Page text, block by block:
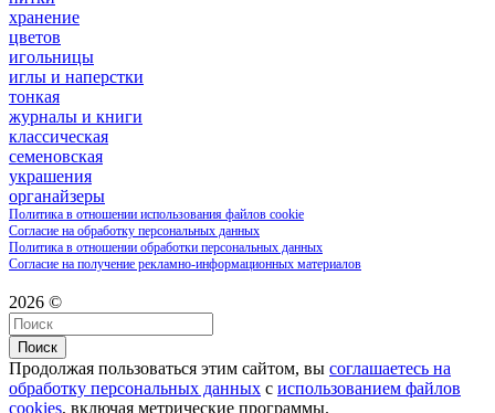
хранение
цветов
игольницы
иглы и наперстки
тонкая
журналы и книги
классическая
семеновская
украшения
органайзеры
Политика в отношении использования файлов cookie
Согласие на обработку персональных данных
Политика в отношении обработки персональных данных
Согласие на получение рекламно-информационных материалов
2026 ©
Поиск
Продолжая пользоваться этим сайтом, вы соглашаетесь на
обработку персональных данных с использованием файлов
cookies, включая метрические программы.